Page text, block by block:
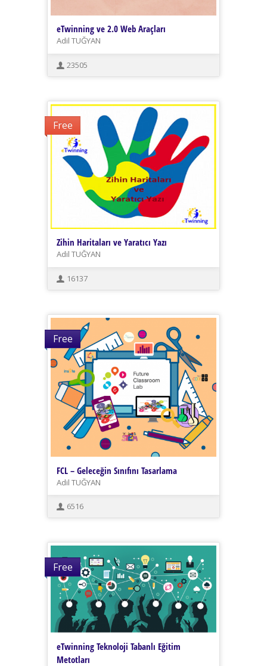
eTwinning ve 2.0 Web Araçları
Adil TUĞYAN
23505
Free
Zihin Haritaları ve Yaratıcı Yazı
Adil TUĞYAN
16137
Free
FCL – Geleceğin Sınıfını Tasarlama
Adil TUĞYAN
6516
Free
eTwinning Teknoloji Tabanlı Eğitim
Metotları